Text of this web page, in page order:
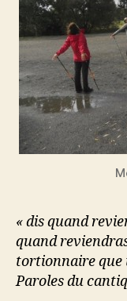
« dis quand
quand
tortionnaire que
Paroles du